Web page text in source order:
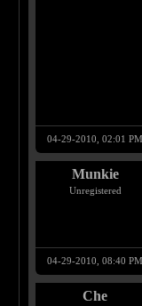
04-29-2010, 02:01 PM
Munkie
Unregistered
04-29-2010, 08:40 PM
Che